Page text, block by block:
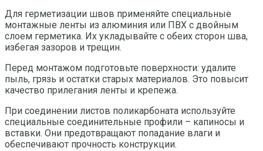
Для герметизации швов применяйте специальные
монтажные ленты из алюминия или ПВХ с двойным
слоем герметика. Их укладывайте с обеих сторон шва,
избегая зазоров и трещин.
Перед монтажом подготовьте поверхности: удалите
пыль, грязь и остатки старых материалов. Это повысит
качество прилегания ленты и крепежа.
При соединении листов поликарбоната используйте
специальные соединительные профили – капиносы и
вставки. Они предотвращают попадание влаги и
обеспечивают прочность конструкции.